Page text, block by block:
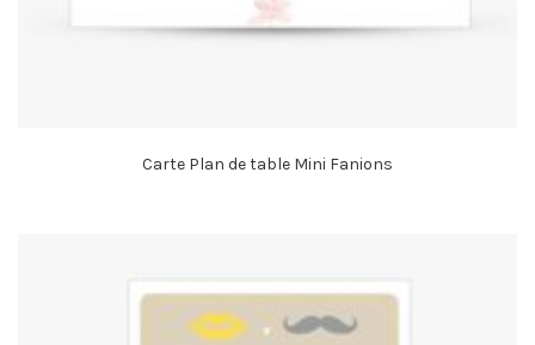
Carte Plan de table Mini Fanions